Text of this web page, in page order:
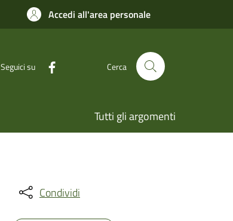
Accedi all'area personale
Seguici su Cerca
Tutti gli argomenti
Condividi